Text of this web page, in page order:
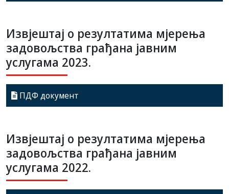
Извјештај о резултатима мјерења
задовољства грађана јавним
услугама 2023.
ПДФ документ
Извјештај о резултатима мјерења
задовољства грађана јавним
услугама 2022.